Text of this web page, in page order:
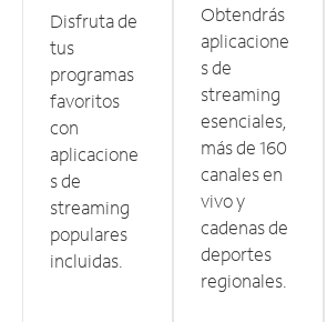
Disfruta de
tus
programas
favoritos
con
aplicacione
s de
streaming
populares
incluidas.
Obtendrás
aplicacione
s de
streaming
esenciales,
más de 160
canales en
vivo y
cadenas de
deportes
regionales.